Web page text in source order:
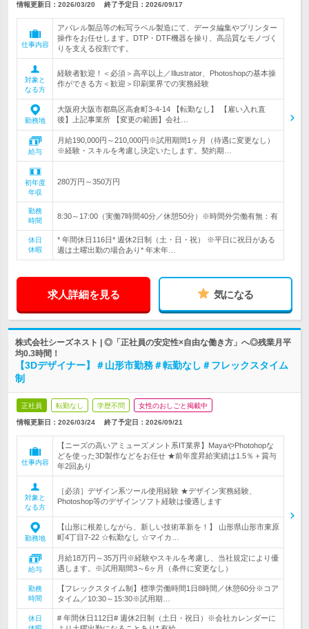
情報更新日：2026/03/20 終了予定日： 2026/09/17
仕事内容
アパレル製品等の転写ラベル製造にて、データ編集やプリンター
操作をお任せします。DTP・DTF機器を操り、高品質なモノづく
りを支える役割です。
対象と
なる方
経験者歓迎！＜必須＞高卒以上／Illustrator、Photoshopの基本操
作ができる方＜歓迎＞印刷業界での実務経験
勤務地
大阪府大阪市都島区高倉町3-4-14 【転勤なし】 【雇い入れ直
後】上記事業所 【変更の範囲】会社…
給与
月給190,000円～210,000円※試用期間1ヶ月（待遇に変更なし）
※経験・スキルを考慮し決定いたします。契約期…
初年度
年収
280万円～350万円
勤務
時間
8:30～17:00（実働7時間40分／休憩50分）※時間外労働有無：有
休日
休暇
* 年間休日116日* 週休2日制（土・日・祝） ※平日に祝日がある
週は土曜出勤の場合あり* 年末年…
求人詳細を見る 気になる
株式会社シーズネスト | ◎「正社員の安定性×自由な働き方」へ◎残業月平
均0.3時間！
【3Dデザイナー】＃山形市勤務＃転勤なし＃フレックスタイム
制
正社員 転勤なし 学歴不問 女性のおしごと掲載中
情報更新日：2026/03/24 終了予定日： 2026/09/21
仕事内容
【ニーズの高いアミューズメント系IT業界】MayaやPhotohopな
どを使った3D製作などをお任せ ★前年度昇給実績は1.5％＋賞与
年2回あり
対象と
なる方
［必須］デザイン系ツール使用経験 ★デザイン実務経験、
Photoshop等のデザインソフト経験は優遇します
勤務地
【山形に根差しながら、新しい技術革新を！】 山形県山形市東原
町4丁目7-22 ☆転勤なし ☆マイカ…
給与
月給18万円～35万円※経験やスキルを考慮し、当社規定により優
遇します。※試用期間3～6ヶ月（条件に変更なし）
勤務
時間
【フレックスタイム制】標準労働時間1日8時間／休憩60分※コア
タイム／10:30～15:30※試用期…
休日
# 年間休日112日# 週休2日制（土日・祝日）※会社カレンダーに